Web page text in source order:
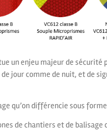
un enjeu majeur de sécurité
jour comme de nuit, et de
qu’on différencie sous
de chantiers et de